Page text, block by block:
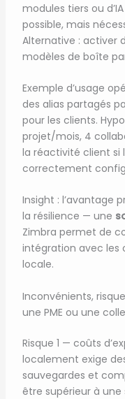
modules tiers ou
possible, mais
Alternative : activer
modèles de boîte
Exemple d’usage
des alias partagés
pour les clients.
projet/mois, 4
la réactivité client si
correctement
Insight : l’avantage
la résilience — une
Zimbra permet de
intégration avec les
locale.
Inconvénients,
une PME ou une
Risque 1 — coûts
localement exige
sauvegardes et
être supérieur à